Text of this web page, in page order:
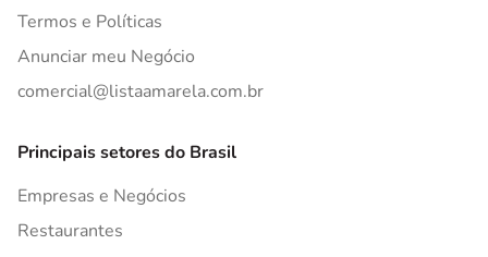
Termos e Políticas
Anunciar meu Negócio
comercial@listaamarela.com.br
Principais setores do Brasil
Empresas e Negócios
Restaurantes